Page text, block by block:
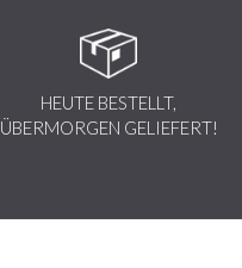
HEUTE BESTELLT,
ÜBERMORGEN GELIEFERT!